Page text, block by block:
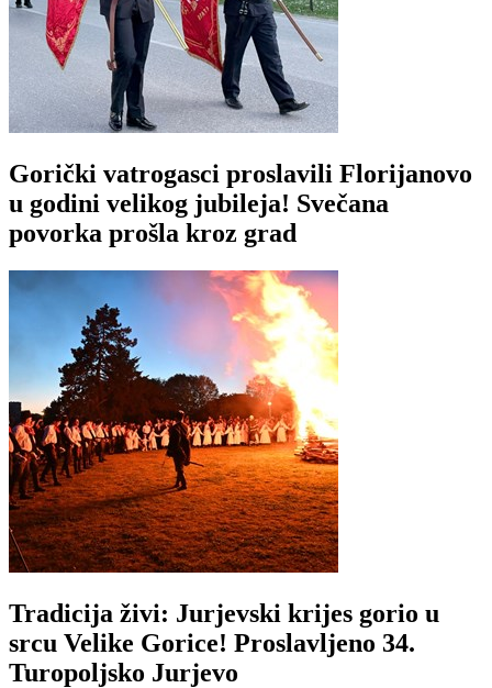
Gorički vatrogasci proslavili Florijanovo
u godini velikog jubileja! Svečana
povorka prošla kroz grad
Tradicija živi: Jurjevski krijes gorio u
srcu Velike Gorice! Proslavljeno 34.
Turopoljsko Jurjevo